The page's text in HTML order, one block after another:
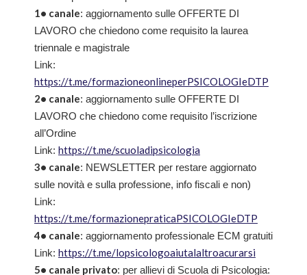
1• canale: aggiornamento sulle OFFERTE DI
LAVORO che chiedono come requisito la laurea
triennale e magistrale
Link:
https://t.me/formazioneonlineperPSICOLOGIeDTP
2• canale: aggiornamento sulle OFFERTE DI
LAVORO che chiedono come requisito l’iscrizione
all’Ordine
Link: https://t.me/scuoladipsicologia
3• canale: NEWSLETTER per restare aggiornato
sulle novità e sulla professione, info fiscali e non)
Link:
https://t.me/formazionepraticaPSICOLOGIeDTP
4• canale: aggiornamento professionale ECM gratuiti
Link: https://t.me/lopsicologoaiutalaltroacurarsi
5• canale privato: per allievi di Scuola di Psicologia: